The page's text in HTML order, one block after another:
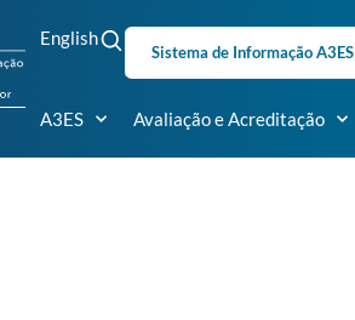
English
Sistema de Informação A3ES
A3ES Avaliação e Acreditação